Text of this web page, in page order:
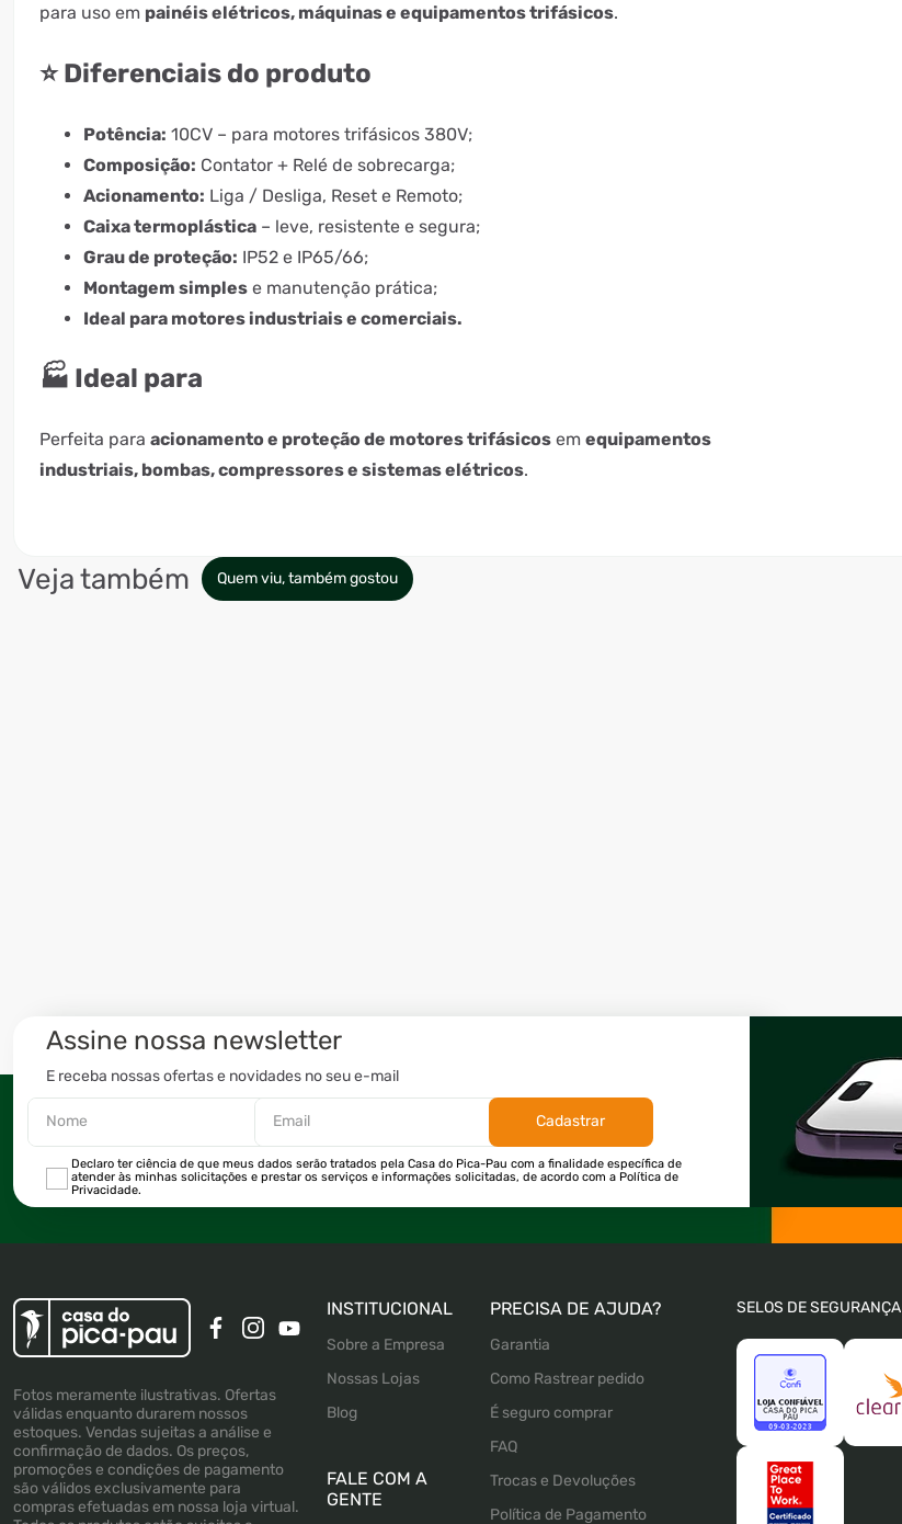
para uso em painéis elétricos, máquinas e equipamentos trifásicos.
⭐ Diferenciais do produto
Potência: 10CV – para motores trifásicos 380V;
Composição: Contator + Relé de sobrecarga;
Acionamento: Liga / Desliga, Reset e Remoto;
Caixa termoplástica – leve, resistente e segura;
Grau de proteção: IP52 e IP65/66;
Montagem simples e manutenção prática;
Ideal para motores industriais e comerciais.
🏭 Ideal para
Perfeita para acionamento e proteção de motores trifásicos em equipamentos
industriais, bombas, compressores e sistemas elétricos.
Veja também Quem viu, também gostou
Assine nossa newsletter
E receba nossas ofertas e novidades no seu e-mail
Cadastrar
Declaro ter ciência de que meus dados serão tratados pela Casa do Pica-Pau com a finalidade específica de
atender às minhas solicitações e prestar os serviços e informações solicitadas, de acordo com a Política de
Privacidade.
Fotos meramente ilustrativas. Ofertas
válidas enquanto durarem nossos
estoques. Vendas sujeitas a análise e
confirmação de dados. Os preços,
promoções e condições de pagamento
são válidos exclusivamente para
compras efetuadas em nossa loja virtual.
INSTITUCIONAL
Sobre a Empresa
Nossas Lojas
Blog
FALE COM A
GENTE
PRECISA DE AJUDA?
Garantia
Como Rastrear pedido
É seguro comprar
FAQ
Trocas e Devoluções
Política de Pagamento
SELOS DE SEGURANÇA